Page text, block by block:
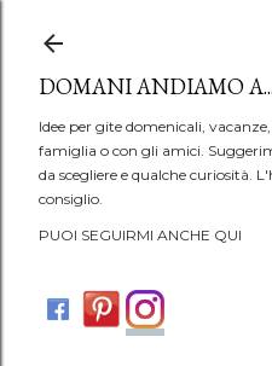
DOMANI ANDIAMO A...
Idee per gite domenicali,
famiglia o con gli amici.
da scegliere e qualche curiosità.
consiglio.
PUOI SEGUIRMI ANCHE QUI